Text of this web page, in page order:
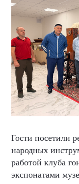
Гости посетили
народных
работой клуба
экспонатами